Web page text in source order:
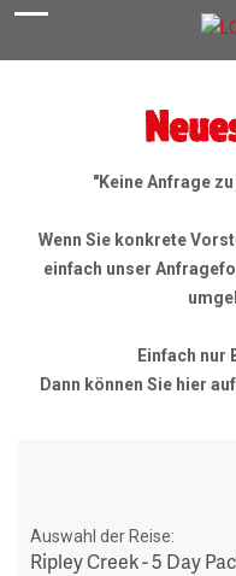
"Keine Anfrage
Wenn Sie konkrete
einfach unser
Einfach nur
Dann können Sie hier
Auswahl der Reise:
Ripley Creek - 5 Day